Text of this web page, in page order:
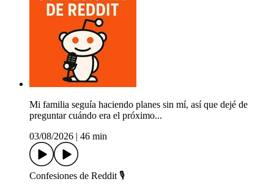
Mi familia seguía haciendo planes sin mí, así que dejé de
preguntar cuándo era el próximo...
03/08/2026
46 min
Confesiones de Reddit 🎙️